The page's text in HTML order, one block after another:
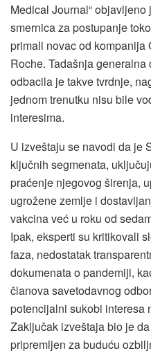
Medical Journal“
smernica za postupanje
primali novac od kompanija
Roche. Tadašnja
odbacila je takve tvrdnje,
jednom trenutku nisu bile
interesima.
U izveštaju se navodi da je
ključnih segmenata,
praćenje njegovog širenja,
ugrožene zemlje i
vakcina već u roku od
Ipak, eksperti su kritikovali
faza, nedostatak
dokumenata o pandemiji,
članova savetodavnog
potencijalni sukobi interesa
Zaključak izveštaja bio je
pripremljen za buduću